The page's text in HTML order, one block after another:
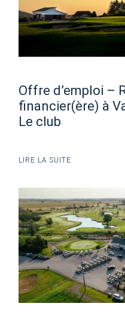
Offre d’emploi –
financier(ère) à
Le club
LIRE LA SUITE